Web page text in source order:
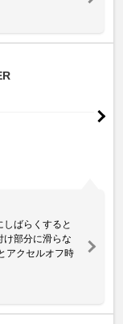
しばらくすると
け部分に滑らな
アクセルオフ時